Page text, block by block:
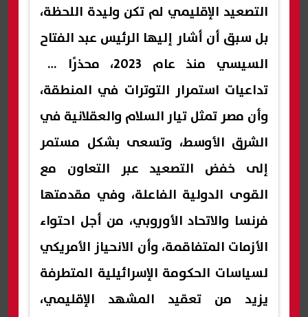
التصعيد الإقليمي لم تكن وليدة اللحظة،
بل سبق أن أشار إليها الرئيس عبد الفتاح
السيسي منذ عام 2023، محذرًا من
تداعيات استمرار التوترات في المنطقة،
وأن مصر تمثل تيار السلام والعقلانية في
الشرق الأوسط، وتسعى بشكل مستمر
إلى خفض التصعيد عبر التعاون مع
القوى الدولية الفاعلة، وفي مقدمتها
فرنسا والاتحاد الأوروبي، من أجل احتواء
الأزمات المتفاقمة، وأن الانحياز الأمريكي
لسياسات الحكومة الإسرائيلية المتطرفة
يزيد من تعقيد المشهد الإقليمي،